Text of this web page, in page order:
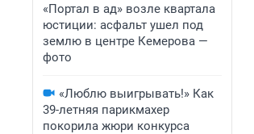
«Портал в ад» возле квартала
юстиции: асфальт ушел под
землю в центре Кемерова —
фото
«Люблю выигрывать!» Как
39-летняя парикмахер
покорила жюри конкурса